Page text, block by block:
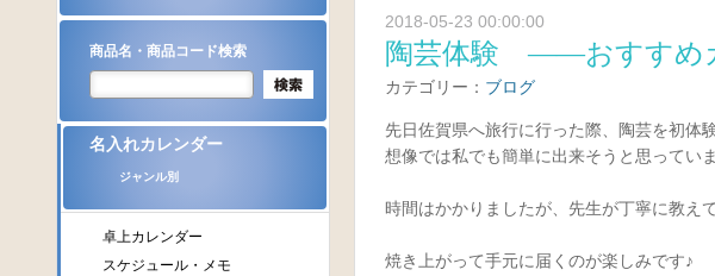
2018-05-23 00:00:00
陶芸体験 ――おすすめ
カテゴリー： ブログ
先日佐賀県へ旅行に行った際、陶芸を初体
想像では私でも簡単に出来そうと思ってい
時間はかかりましたが、先生が丁寧に教え
焼き上がって手元に届くのが楽しみです♪
商品名・商品コード検索
名入れカレンダー
ジャンル別
卓上カレンダー
スケジュール・メモ